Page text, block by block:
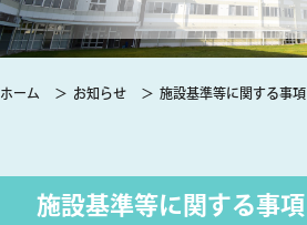
ホーム お知らせ 施設基準等に関する事項
施設基準等に関する事項